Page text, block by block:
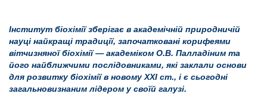
Інститут біохімії зберігає в академічній природничій
науці найкращі традиції, започатковані корифеями
вітчизняної біохімії — академіком О.В. Палладіним та
його найближчими послідовниками, які заклали основи
для розвитку біохімії в новому ХХІ ст., і є сьогодні
загальновизнаним лідером у своїй галузі.